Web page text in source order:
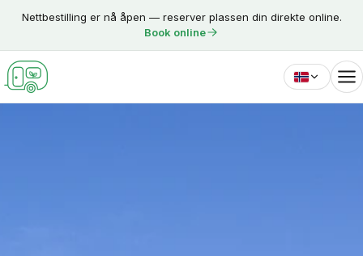
Nettbestilling er nå åpen — reserver plassen din direkte online.
Book online
Norsk